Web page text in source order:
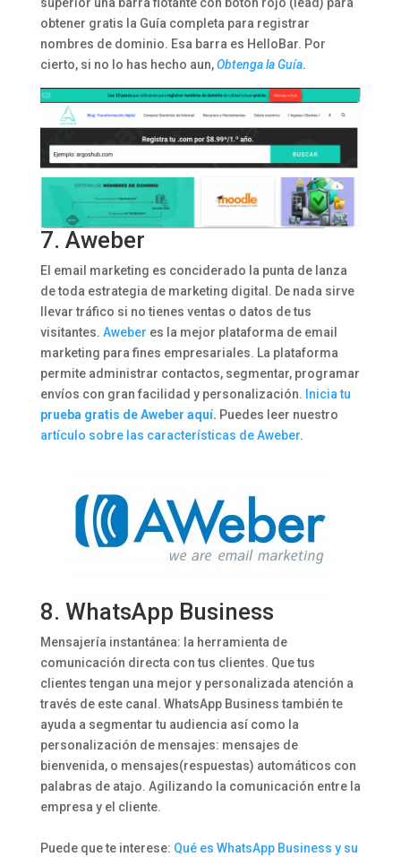
superior una barra flotante con botón rojo (lead) para
obtener gratis la Guía completa para registrar
nombres de dominio. Esa barra es HelloBar. Por
cierto, si no lo has hecho aun,Obtenga la Guía.
7. Aweber
El email marketing es conciderado la punta de lanza
de toda estrategia de marketing digital. De nada sirve
llevar tráfico si no tienes ventas o datos de tus
visitantes. Aweber es la mejor plataforma de email
marketing para fines empresariales. La plataforma
permite administrar contactos, segmentar, programar
envíos con gran facilidad y personalización.
Inicia tu
prueba gratis de Aweber aquí. Puedes leer nuestro
artículo sobre las características de Aweber.
8. WhatsApp Business
Mensajería instantánea: la herramienta de
comunicación directa con tus clientes. Que tus
clientes tengan una mejor y personalizada atención a
través de este canal. WhatsApp Business también te
ayuda a segmentar tu audiencia así como la
personalización de mensajes: mensajes de
bienvenida, o mensajes(respuestas) automáticos con
palabras de atajo. Agilizando la comunicación entre la
empresa y el cliente.
Puede que te interese: Qué es WhatsApp Business y su